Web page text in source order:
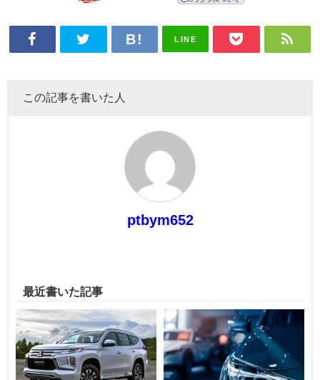
LINE
この記事を書いた人
ptbym652
最近書いた記事